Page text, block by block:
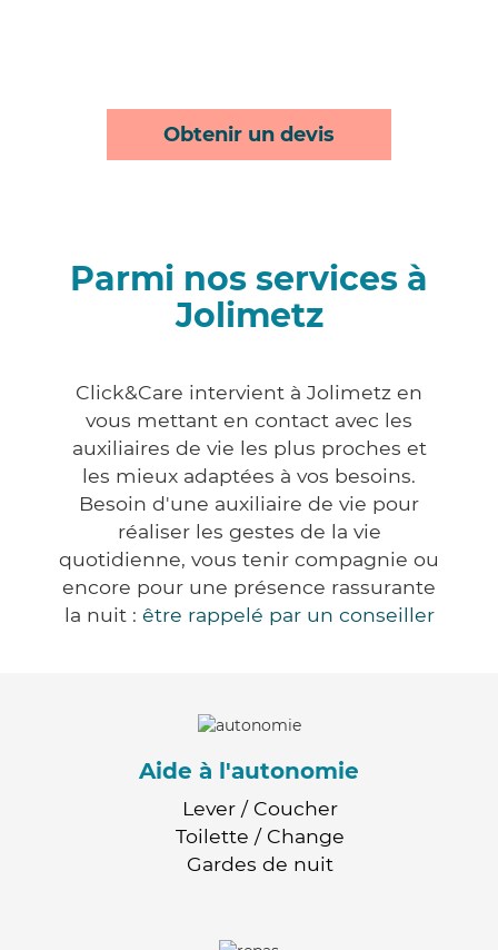
Obtenir un devis
Parmi nos services à
Jolimetz
Click&Care intervient à Jolimetz en
vous mettant en contact avec les
auxiliaires de vie les plus proches et
les mieux adaptées à vos besoins.
Besoin d'une auxiliaire de vie pour
réaliser les gestes de la vie
quotidienne, vous tenir compagnie ou
encore pour une présence rassurante
la nuit : être rappelé par un conseiller
Aide à l'autonomie
Lever / Coucher
Toilette / Change
Gardes de nuit